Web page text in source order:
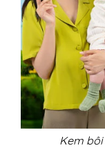
Kem